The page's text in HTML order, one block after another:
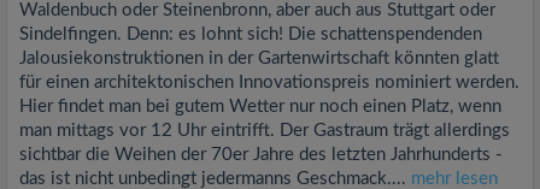
Waldenbuch oder Steinenbronn, aber auch aus Stuttgart oder
Sindelfingen. Denn: es lohnt sich! Die schattenspendenden
Jalousiekonstruktionen in der Gartenwirtschaft könnten glatt
für einen architektonischen Innovationspreis nominiert werden.
Hier findet man bei gutem Wetter nur noch einen Platz, wenn
man mittags vor 12 Uhr eintrifft. Der Gastraum trägt allerdings
sichtbar die Weihen der 70er Jahre des letzten Jahrhunderts -
das ist nicht unbedingt jedermanns Geschmack.... mehr lesen